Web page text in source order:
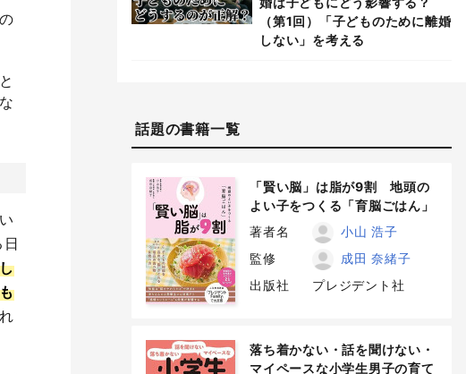
（第1回）「子どものために離婚
しない」を考える
話題の書籍一覧
「賢い脳」は脂が9割 地頭の
よい子をつくる「育脳ごはん」
著者名
小山 浩子
監修
成田 奈緒子
出版社
プレジデント社
落ち着かない・話を聞けない・
マイペースな小学生男子の育て